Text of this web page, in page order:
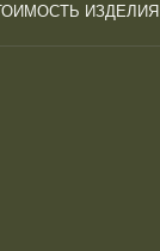
ИЗДЕЛИЯ